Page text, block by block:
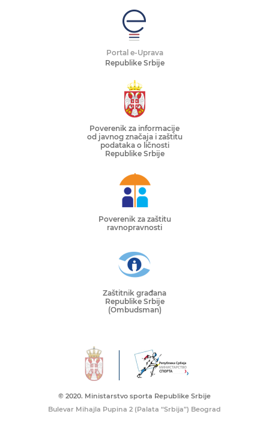
Portal e-Uprava
Republike Srbije
Poverenik za informacije
od javnog značaja i zaštitu
podataka o ličnosti
Republike Srbije
Poverenik za zaštitu
ravnopravnosti
Zaštitnik građana
Republike Srbije
(Ombudsman)
© 2020. Ministarstvo sporta Republike Srbije
Bulevar Mihajla Pupina 2 (Palata “Srbija”) Beograd